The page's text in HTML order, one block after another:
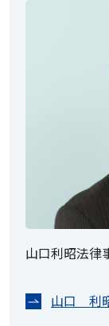
山口利昭法
山口 利